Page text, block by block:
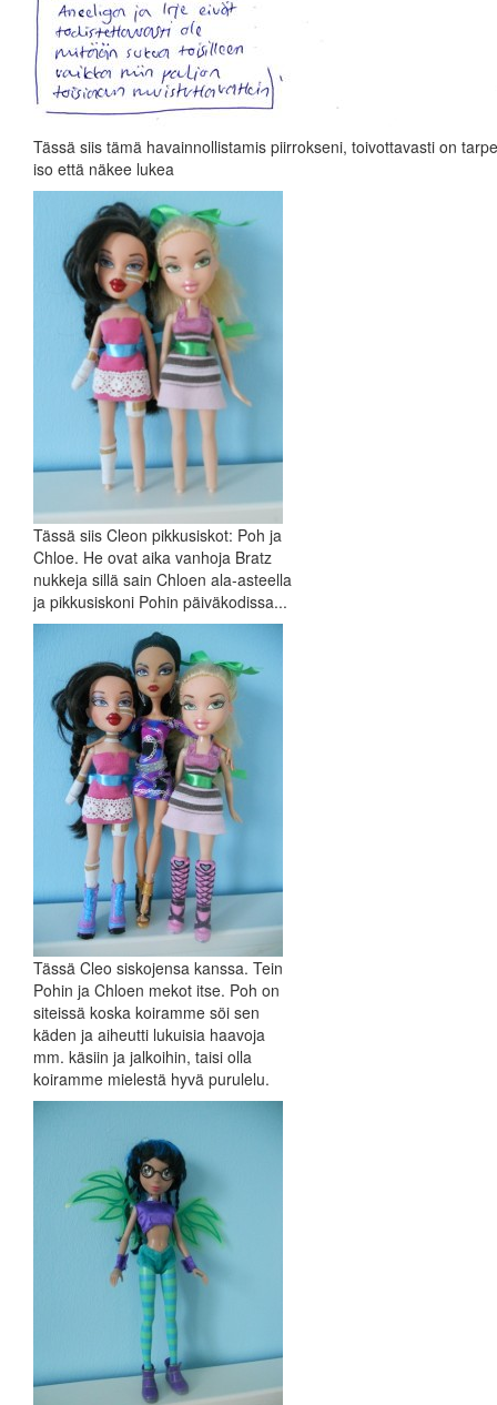
Tässä siis tämä havainnollistamis piirrokseni, toivottavasti on
iso että näkee lukea
Tässä siis Cleon pikkusiskot: Poh ja
Chloe. He ovat aika vanhoja Bratz
nukkeja sillä sain Chloen ala-asteella
ja pikkusiskoni Pohin päiväkodissa...
Tässä Cleo siskojensa kanssa. Tein
Pohin ja Chloen mekot itse. Poh on
siteissä koska koiramme söi sen
käden ja aiheutti lukuisia haavoja
mm. käsiin ja jalkoihin, taisi olla
koiramme mielestä hyvä purulelu.